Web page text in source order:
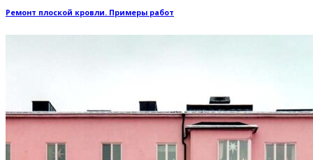
Ремонт плоской кровли. Примеры работ